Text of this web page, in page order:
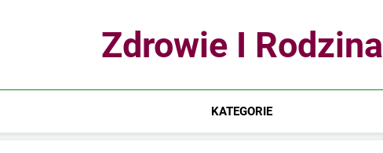
Zdrowie I Rodzina
KATEGORIE